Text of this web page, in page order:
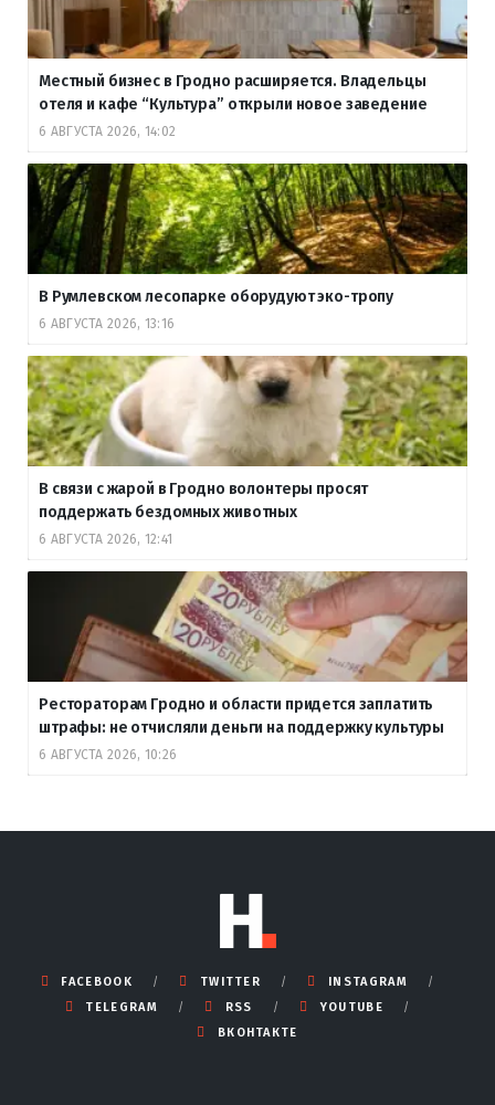
Местный бизнес в Гродно расширяется. Владельцы
отеля и кафе “Культура” открыли новое заведение
6 АВГУСТА 2026, 14:02
В Румлевском лесопарке оборудуют эко-тропу
6 АВГУСТА 2026, 13:16
В связи с жарой в Гродно волонтеры просят
поддержать бездомных животных
6 АВГУСТА 2026, 12:41
Рестораторам Гродно и области придется заплатить
штрафы: не отчисляли деньги на поддержку культуры
6 АВГУСТА 2026, 10:26
FACEBOOK TWITTER
INSTAGRAM
TELEGRAM
RSS
YOUTUBE
ВКОНТАКТЕ